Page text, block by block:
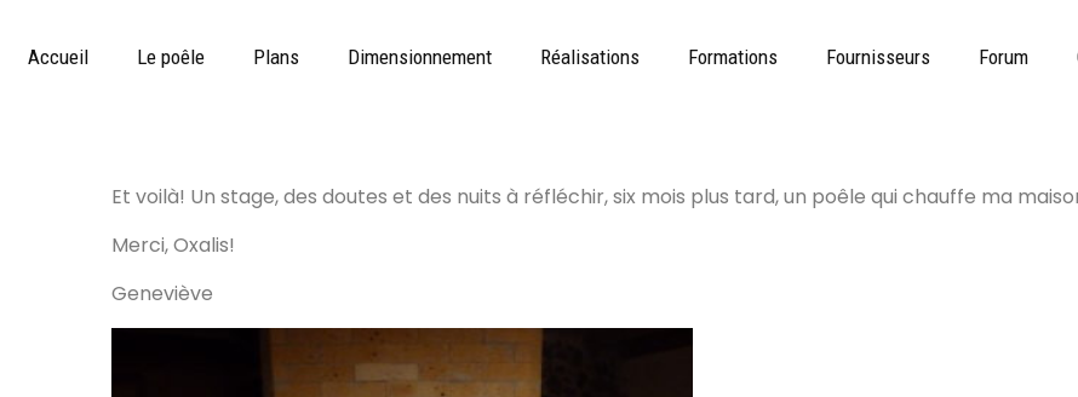
Accueil Le poêle Plans Dimensionnement Réalisations Formations Fournisseurs Forum
Poêle de masse M
Et voilà! Un stage, des doutes et des nuits à réfléchir, six mois plus tard, un poêle qui chauffe ma
Merci, Oxalis!
Geneviève